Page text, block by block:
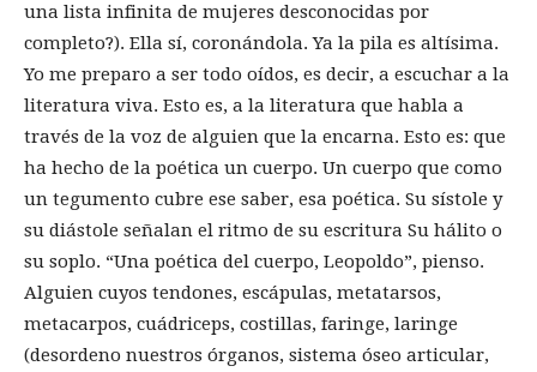
una lista infinita de mujeres desconocidas por
completo?). Ella sí, coronándola. Ya la pila es altísima.
Yo me preparo a ser todo oídos, es decir, a escuchar a la
literatura viva. Esto es, a la literatura que habla a
través de la voz de alguien que la encarna. Esto es: que
ha hecho de la poética un cuerpo. Un cuerpo que como
un tegumento cubre ese saber, esa poética. Su sístole y
su diástole señalan el ritmo de su escritura Su hálito o
su soplo. “Una poética del cuerpo, Leopoldo”, pienso.
Alguien cuyos tendones, escápulas, metatarsos,
metacarpos, cuádriceps, costillas, faringe, laringe
(desordeno nuestros órganos, sistema óseo articular,